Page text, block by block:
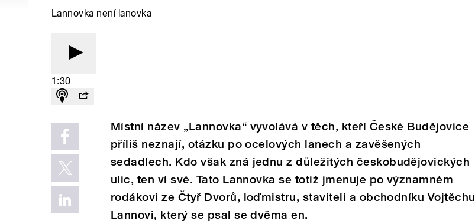
Lannovka není lanovka
1:30
Místní název „Lannovka“ vyvolává v těch, kteří České Budějovice
příliš neznají, otázku po ocelových lanech a zavěšených
sedadlech. Kdo však zná jednu z důležitých českobudějovických
ulic, ten ví své. Tato Lannovka se totiž jmenuje po významném
rodákovi ze Čtyř Dvorů, loďmistru, staviteli a obchodníku Vojtěchu
Lannovi, který se psal se dvěma en.